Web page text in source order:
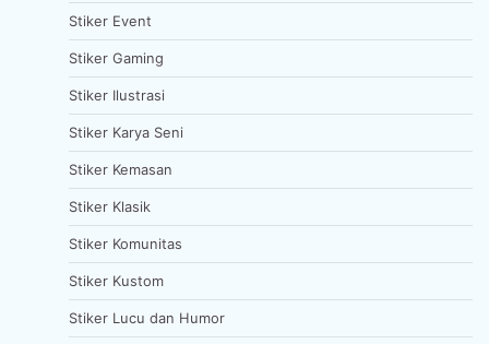
Stiker Event
Stiker Gaming
Stiker Ilustrasi
Stiker Karya Seni
Stiker Kemasan
Stiker Klasik
Stiker Komunitas
Stiker Kustom
Stiker Lucu dan Humor